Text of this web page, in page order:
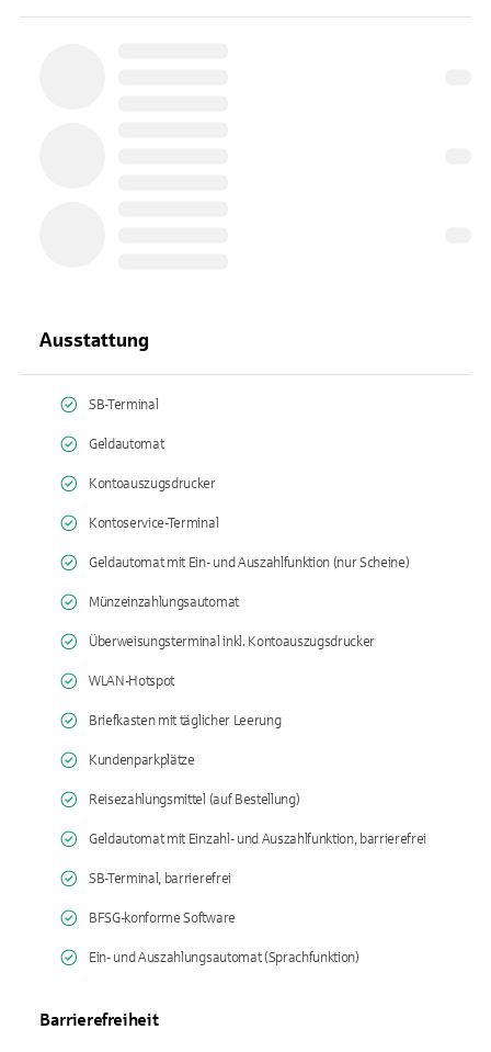
Ausstattung
SB-Terminal
Geldautomat
Kontoauszugsdrucker
Kontoservice-Terminal
Geldautomat mit Ein- und Auszahlfunktion (nur Scheine)
Münzeinzahlungsautomat
Überweisungsterminal inkl. Kontoauszugsdrucker
WLAN-Hotspot
Briefkasten mit täglicher Leerung
Kundenparkplätze
Reisezahlungsmittel (auf Bestellung)
Geldautomat mit Einzahl- und Auszahlfunktion, barrierefrei
SB-Terminal, barrierefrei
BFSG-konforme Software
Ein- und Auszahlungsautomat (Sprachfunktion)
Barrierefreiheit